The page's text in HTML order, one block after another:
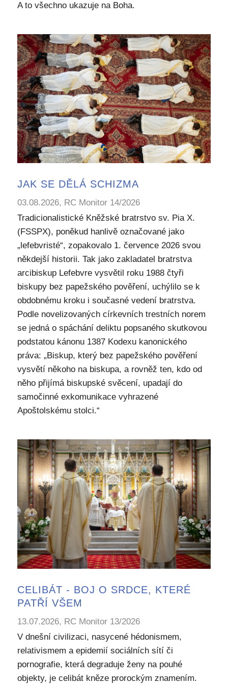
A to všechno ukazuje na Boha.
JAK SE DĚLÁ SCHIZMA
03.08.2026, RC Monitor 14/2026
Tradicionalistické Kněžské bratrstvo sv. Pia X.
(FSSPX), poněkud hanlivě označované jako
„lefebvristé“, zopakovalo 1. července 2026 svou
někdejší historii. Tak jako zakladatel bratrstva
arcibiskup Lefebvre vysvětil roku 1988 čtyři
biskupy bez papežského pověření, uchýlilo se k
obdobnému kroku i současné vedení bratrstva.
Podle novelizovaných církevních trestních norem
se jedná o spáchání deliktu popsaného skutkovou
podstatou kánonu 1387 Kodexu kanonického
práva: „Biskup, který bez papežského pověření
vysvětí někoho na biskupa, a rovněž ten, kdo od
něho přijímá biskupské svěcení, upadají do
samočinné exkomunikace vyhrazené
Apoštolskému stolci.“
CELIBÁT - BOJ O SRDCE, KTERÉ
PATŘÍ VŠEM
13.07.2026, RC Monitor 13/2026
V dnešní civilizaci, nasycené hédonismem,
relativismem a epidemií sociálních sítí či
pornografie, která degraduje ženy na pouhé
objekty, je celibát kněze prorockým znamením.